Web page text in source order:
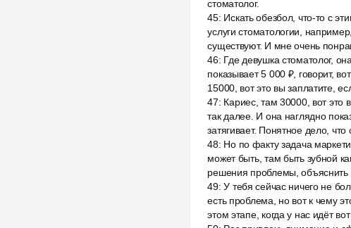
стоматолог.
45: Искать обезбол, что-то с
услуги стоматологии,
существуют. И мне очень
46: Где девушка стоматолог,
показывает 5 000 ₽, говорит,
15000, вот это вы заплатите,
47: Кариес, там 30000, вот это
так далее. И она наглядно
затягивает. Понятное дело,
48: Но по факту задача
может быть, там быть зубной
решения проблемы, объяснить
49:У тебя сейчас ничего не
есть проблема, но вот к чему
этом этапе, когда у нас идёт